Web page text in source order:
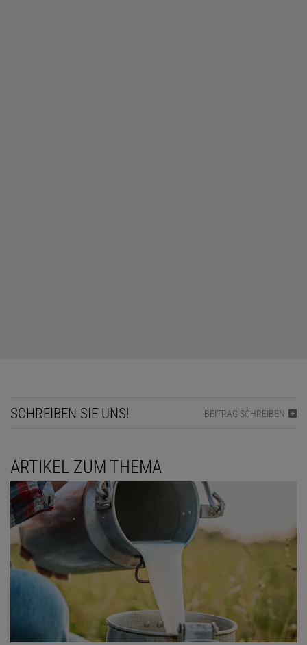
LÖSUNG ANZEIGEN
Diesen Artikel empfehlen:
SCHREIBEN SIE UNS! BEITRAG SCHREIBEN
ARTIKEL ZUM THEMA